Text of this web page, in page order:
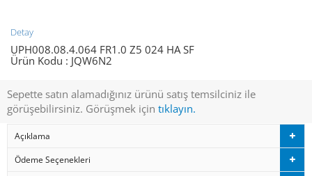
Detay
UPH008.08.4.064 FR1.0 Z5 024 HA SF
Ürün Kodu : JQW6N2
Sepette satın alamadığınız ürünü satış temsilciniz ile
görüşebilirsiniz. Görüşmek için tıklayın.
Açıklama
Ödeme Seçenekleri